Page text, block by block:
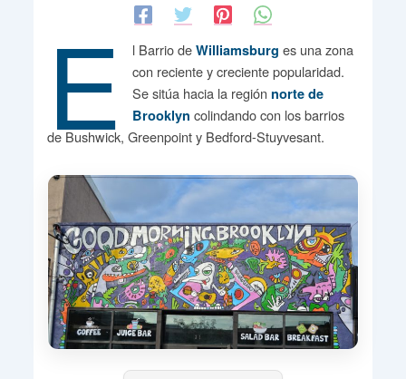
E l Barrio de Williamsburg es una zona
con reciente y creciente popularidad.
Se sitúa hacia la región norte de
Brooklyn colindando con los barrios
de Bushwick, Greenpoint y Bedford-Stuyvesant.